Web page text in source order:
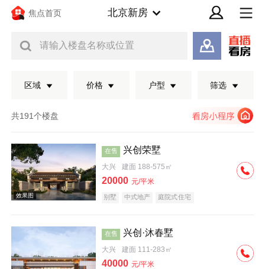
焦点首页 北京新房
请输入楼盘名称或位置
区域 价格 户型 筛选
共191个楼盘
效果图
在售 兴创荣墅
大兴 建面 188-575㎡
20000 元/平米
别墅 中式地产 庭院式住宅
在售 兴创·沐春墅
大兴 建面 111-283㎡
40000 元/平米